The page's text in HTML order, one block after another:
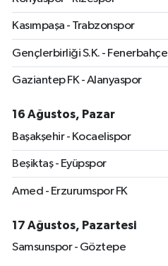
Kasımpaşa - Trabzonspor
Gençlerbirliği S.K. - Fenerbahçe
Gaziantep FK - Alanyaspor
16 Ağustos, Pazar
Başakşehir - Kocaelispor
Beşiktaş - Eyüpspor
Amed - Erzurumspor FK
17 Ağustos, Pazartesi
Samsunspor - Göztepe